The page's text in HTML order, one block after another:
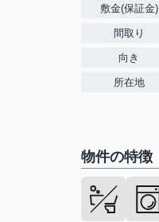
敷金(保証金)
間取り
向き
所在地
物件の特徴